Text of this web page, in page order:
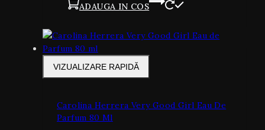
ADAUGA IN COS
VIZUALIZARE RAPIDĂ
Carolina Herrera Very Good Girl Eau De
Parfum 80 Ml